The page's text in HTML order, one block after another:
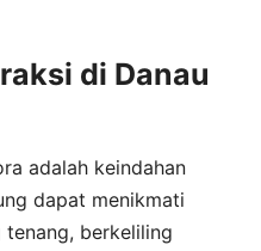
di Danau
adalah keindahan
dapat menikmati
tenang, berkeliling